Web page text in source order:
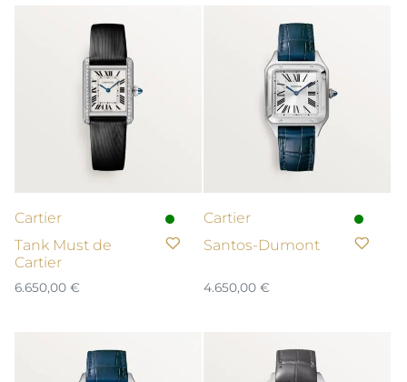
Cartier
Tank Must de
Cartier
6.650,00 €
Cartier
Santos-Dumont
4.650,00 €